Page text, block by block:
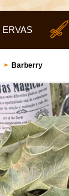
ERVAS
> Barberry